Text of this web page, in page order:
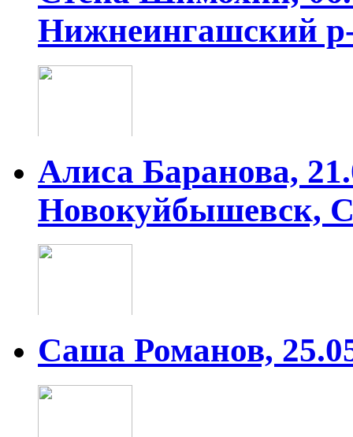
Нижнеингашский
Алиса Баранова,
Новокуйбышевск,
Саша Романов,